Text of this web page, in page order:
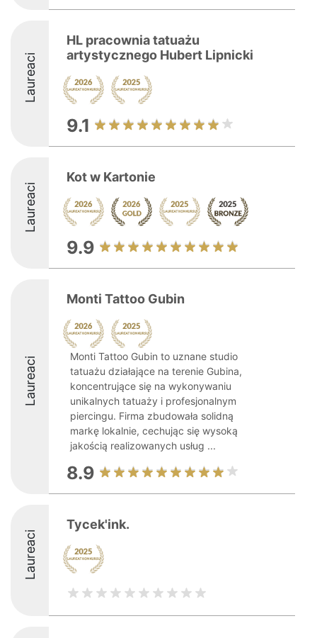
Laureaci
HL pracownia tatuażu
artystycznego Hubert Lipnicki
9.1
Laureaci
Kot w Kartonie
9.9
Laureaci
Monti Tattoo Gubin
Monti Tattoo Gubin to uznane studio
tatuażu działające na terenie Gubina,
koncentrujące się na wykonywaniu
unikalnych tatuaży i profesjonalnym
piercingu. Firma zbudowała solidną
markę lokalnie, cechując się wysoką
jakością realizowanych usług ...
8.9
Laureaci
Tycek'ink.